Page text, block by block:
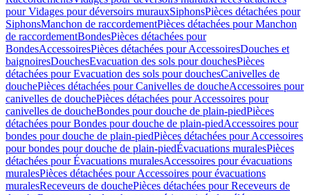
pour Vidages pour déversoirs murauxSiphonsPièces détachées pour
SiphonsManchon de raccordementPièces détachées pour Manchon
de raccordementBondesPièces détachées pour
BondesAccessoiresPièces détachées pour AccessoiresDouches et
baignoiresDouchesEvacuation des sols pour douchesPièces
détachées pour Evacuation des sols pour douchesCanivelles de
douchePièces détachées pour Canivelles de doucheAccessoires pour
canivelles de douchePièces détachées pour Accessoires pour
canivelles de doucheBondes pour douche de plain-piedPièces
détachées pour Bondes pour douche de plain-piedAccessoires pour
bondes pour douche de plain-piedPièces détachées pour Accessoires
pour bondes pour douche de plain-piedÉvacuations muralesPièces
détachées pour Évacuations muralesAccessoires pour évacuations
muralesPièces détachées pour Accessoires pour évacuations
muralesReceveurs de douchePièces détachées pour Receveurs de